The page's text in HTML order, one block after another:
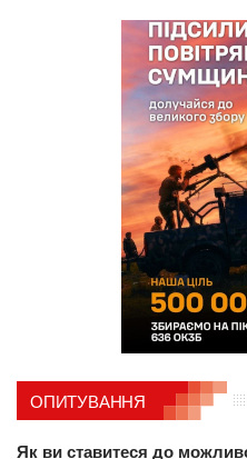
ОПИТУВАННЯ
Як ви ставитеся до